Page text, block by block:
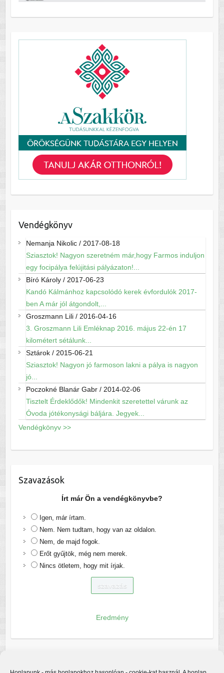
Vendégkönyv
Nemanja Nikolic/ 2017-08-18
Sziasztok! Nagyon szeretném már,hogy Farmos induljon
egy focipálya felújitási pályázaton!...
Bíró Károly/ 2017-06-23
Kandó Kálmánhoz kapcsolódó kerek évfordulók 2017-
ben A már jól átgondolt,...
Groszmann Lili/ 2016-04-16
3. Groszmann Lili Emléknap 2016. május 22-én 17
kilométert sétálunk...
Sztárok/ 2015-06-21
Sziasztok! Nagyon jó farmoson lakni a pálya is nagyon
jó...
Poczokné Blanár Gabr/ 2014-02-06
Tisztelt Érdeklődők! Mindenkit szeretettel várunk az
Óvoda jótékonysági báljára. Jegyek...
Vendégkönyv >>
Szavazások
Írt már Ön a vendégkönyvbe?
Igen, már írtam.
Nem. Nem tudtam, hogy van az oldalon.
Nem, de majd fogok.
Erőt gyűjtök, még nem merek.
Nincs ötletem, hogy mit írjak.
Eredmény